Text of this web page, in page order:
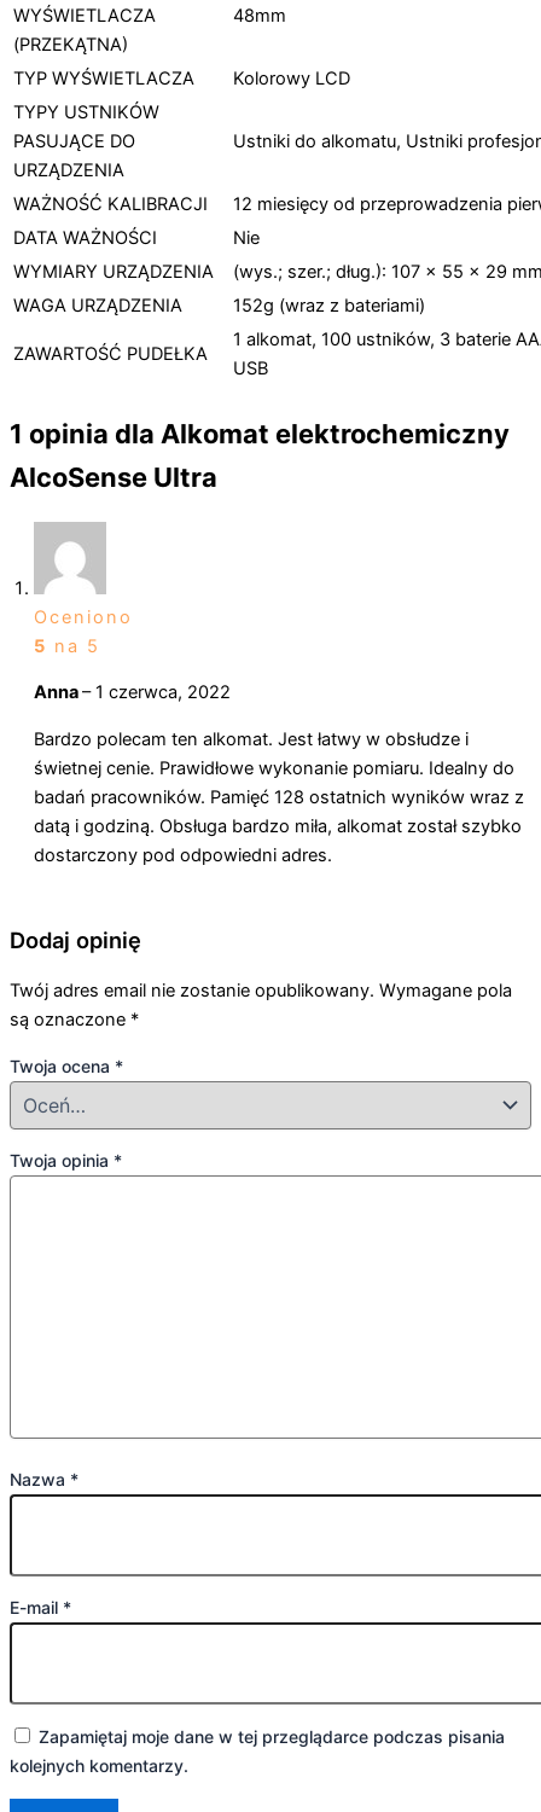
WYŚWIETLACZA
(PRZEKĄTNA)
48mm
TYP WYŚWIETLACZA
Kolorowy LCD
TYPY USTNIKÓW
PASUJĄCE DO
URZĄDZENIA
Ustniki do alkomatu, Ustniki
WAŻNOŚĆ KALIBRACJI
12 miesięcy od przeprowadzenia
DATA WAŻNOŚCI
Nie
WYMIARY URZĄDZENIA
(wys.; szer.; dług.): 107 x 55 x 29
WAGA URZĄDZENIA
152g (wraz z bateriami)
ZAWARTOŚĆ PUDEŁKA
1 alkomat, 100 ustników, 3 baterie
USB
1 opinia dla Alkomat elektrochemiczny
AlcoSense Ultra
Oceniono
5 na 5
Anna– 1 czerwca, 2022
Bardzo polecam ten alkomat. Jest łatwy w obsłudze i
świetnej cenie. Prawidłowe wykonanie pomiaru. Idealny do
badań pracowników. Pamięć 128 ostatnich wyników wraz z
datą i godziną. Obsługa bardzo miła, alkomat został szybko
dostarczony pod odpowiedni adres.
Dodaj opinię
Twój adres email nie zostanie opublikowany. Wymagane pola
są oznaczone *
Twoja ocena *
Twoja opinia *
Nazwa *
E-mail *
Zapamiętaj moje dane w tej przeglądarce podczas pisania
kolejnych komentarzy.